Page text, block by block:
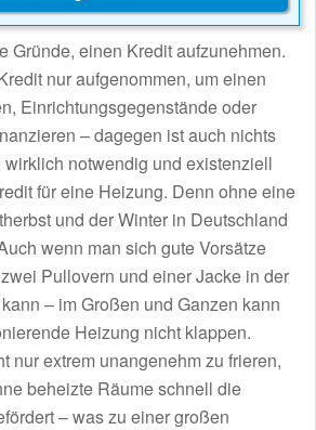
Gründe, einen Kredit aufzunehmen.
nur aufgenommen, um einen
Einrichtungsgegenstände oder
– dagegen ist auch nichts
notwendig und existenziell
für eine Heizung. Denn ohne eine
und der Winter in Deutschland
wenn man sich gute Vorsätze
Pullovern und einer Jacke in der
– im Großen und Ganzen kann
Heizung nicht klappen.
nur extrem unangenehm zu frieren,
beheizte Räume schnell die
– was zu einer großen